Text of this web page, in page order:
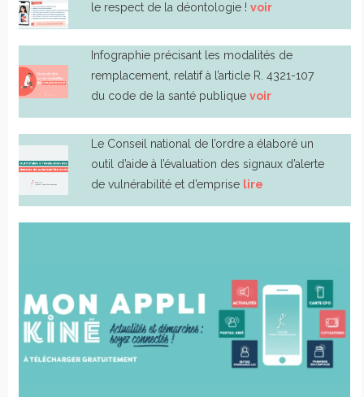
le respect de la déontologie !voir
Infographie précisant les modalités de
remplacement, relatif à l’article R. 4321-107
du code de la santé publiquevoir
Le Conseil national de l’ordre a élaboré un
outil d’aide à l’évaluation des signaux d’alerte
de vulnérabilité et d’emprise lire